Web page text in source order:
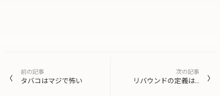
稿
前の記事
タバコはマジで怖い
次の記事
リバウンドの定義は…